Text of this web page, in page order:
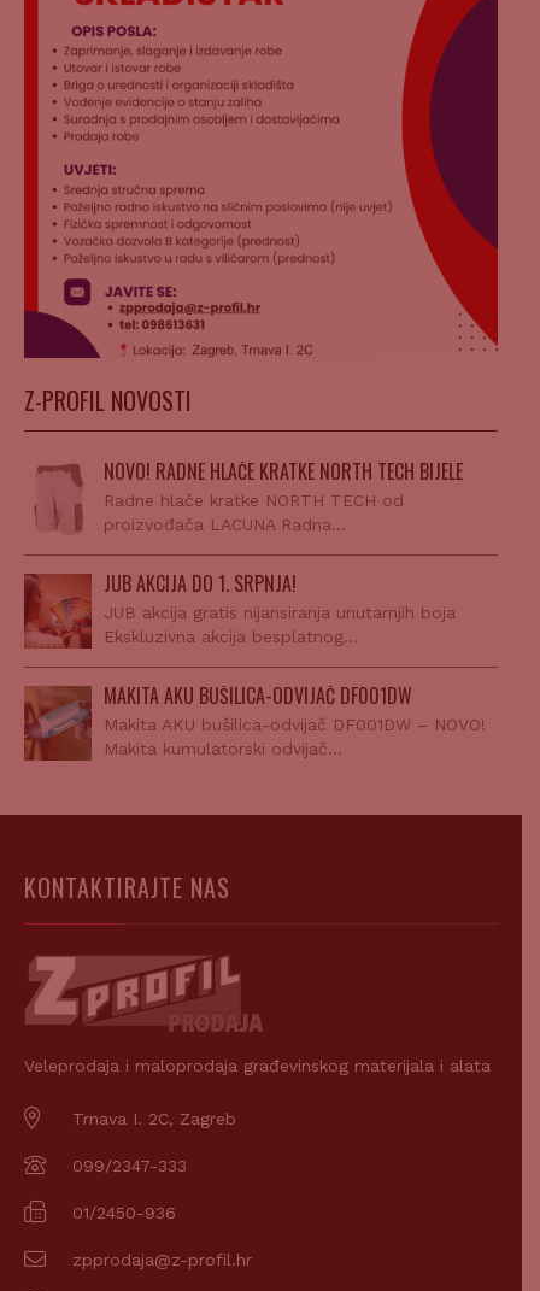
Z-PROFIL NOVOSTI
NOVO! RADNE HLAČE KRATKE NORTH TECH BIJELE
Radne hlače kratke NORTH TECH od
proizvođača LACUNA Radna…
JUB AKCIJA DO 1. SRPNJA!
JUB akcija gratis nijansiranja unutarnjih boja
Ekskluzivna akcija besplatnog…
MAKITA AKU BUŠILICA-ODVIJAČ DF001DW
Makita AKU bušilica-odvijač DF001DW – NOVO!
Makita kumulatorski odvijač…
KONTAKTIRAJTE NAS
Veleprodaja i maloprodaja građevinskog materijala i alata
Trnava I. 2C, Zagreb
099/2347-333
01/2450-936
zpprodaja@z-profil.hr